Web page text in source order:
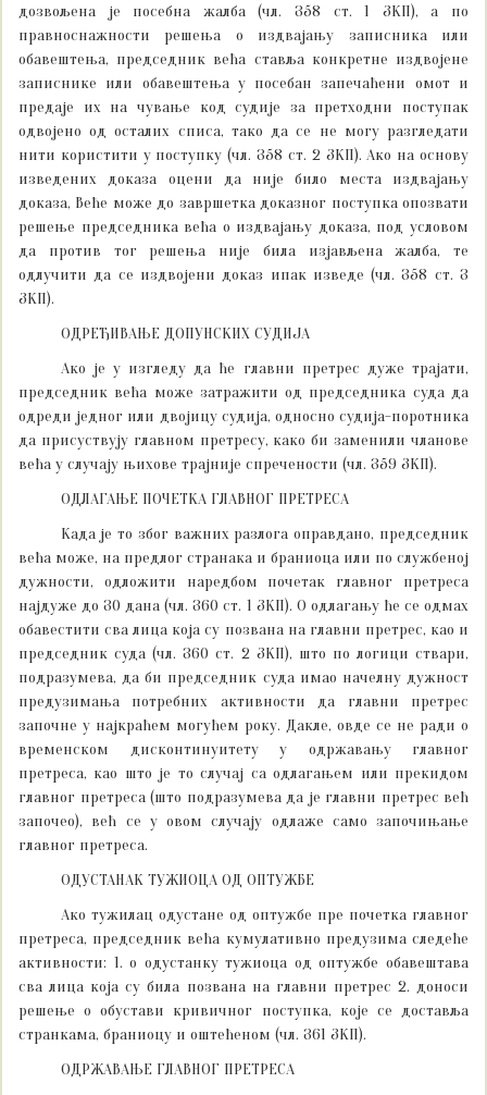
дозвољена је посебна жалба (чл. 358 ст. 1 ЗКП), а по
правноснажности решења о издвајању записника или
обавештења, председник већа ставља конкретне издвојене
записнике или обавештења у посебан запечаћени омот и
предаје их на чување код судије за претходни поступак
одвојено од осталих списа, тако да се не могу разгледати
нити користити у поступку (чл. 358 ст. 2 ЗКП). Ако на основу
изведених доказа оцени да није било места издвајању
доказа, Веће може до завршетка доказног поступка опозвати
решење председника већа о издвајању доказа, под условом
да против тог решења није била изјављена жалба, те
одлучити да се издвојени доказ ипак изведе (чл. 358 ст. 3
ЗКП).
ОДРЕЂИВАЊЕ ДОПУНСКИХ СУДИЈА
Ако је у изгледу да ће главни претрес дуже трајати,
председник већа може затражити од председника суда да
одреди једног или двојицу судија, односно судија-поротника
да присуствују главном претресу, како би заменили чланове
већа у случају њихове трајније спречености (чл. 359 ЗКП).
ОДЛАГАЊЕ ПОЧЕТКА ГЛАВНОГ ПРЕТРЕСА
Када је то због важних разлога оправдано, председник
већа може, на предлог странака и браниоца или по службеној
дужности, одложити наредбом почетак главног претреса
најдуже до 30 дана (чл. 360 ст. 1 ЗКП). О одлагању ће се одмах
обавестити сва лица која су позвана на главни претрес, као и
председник суда (чл. 360 ст. 2 ЗКП), што по логици ствари,
подразумева, да би председник суда имао начелну дужност
предузимања потребних активности да главни претрес
започне у најкраћем могућем року. Дакле, овде се не ради о
временском дисконтинуитету у одржавању главног
претреса, као што је то случај са одлагањем или прекидом
главног претреса (што подразумева да је главни претрес већ
започео), већ се у овом случају одлаже само започињање
главног претреса.
ОДУСТАНАК ТУЖИОЦА ОД ОПТУЖБЕ
Ако тужилац одустане од оптужбе пре почетка главног
претреса, председник већа кумулативно предузима следеће
активности: 1. о одустанку тужиоца од оптужбе обавештава
сва лица која су била позвана на главни претрес 2. доноси
решење о обустави кривичног поступка, које се доставља
странкама, браниоцу и оштећеном (чл. 361 ЗКП).
ОДРЖАВАЊЕ ГЛАВНОГ ПРЕТРЕСА